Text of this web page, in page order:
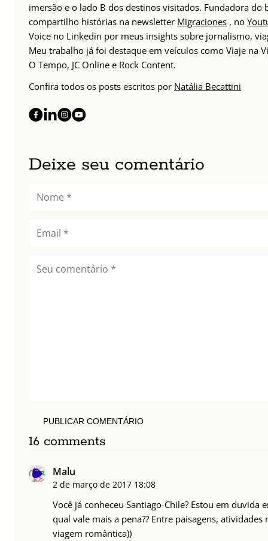
imersão e o lado B dos destinos visitados. Fundadora
compartilho histórias na newsletter Migraciones , no
Voice no Linkedin por meus insights sobre jornalismo,
Meu trabalho já foi destaque em veículos como Viaje na
O Tempo, JC Online e Rock Content.
Confira todos os posts escritos por Natália Becattini
Deixe seu comentário
PUBLICAR COMENTÁRIO
16 comments
Malu
2 de março de 2017 18:08
Você já conheceu Santiago-Chile? Estou em
qual vale mais a pena?? Entre paisagens,
viagem romântica))